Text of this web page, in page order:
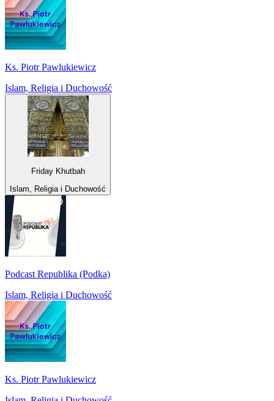
Ks. Piotr Pawlukiewicz
Islam, Religia i Duchowość
Friday Khutbah
Islam, Religia i Duchowość
Podcast Republika (Podka)
Islam, Religia i Duchowość
Ks. Piotr Pawlukiewicz